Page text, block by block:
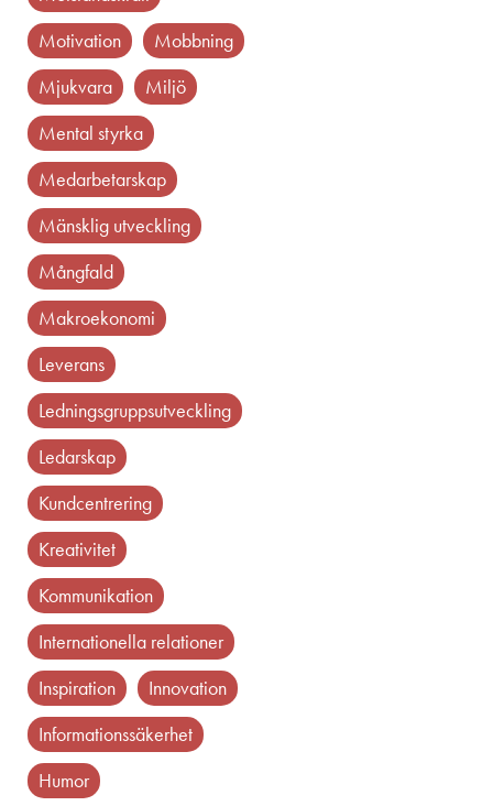
motivation
mobbning
mjukvara
miljö
mental styrka
medarbetarskap
mänsklig utveckling
mångfald
makroekonomi
leverans
ledningsgruppsutveckling
ledarskap
kundcentrering
kreativitet
kommunikation
internationella relationer
inspiration
innovation
informationssäkerhet
humor